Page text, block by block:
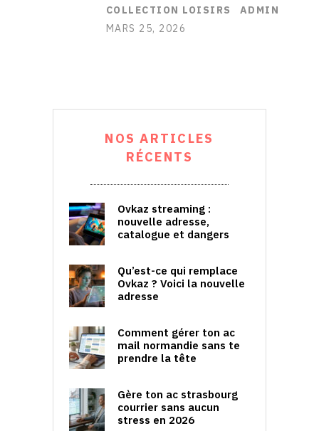
COLLECTION LOISIRS
ADMIN
MARS 25, 2026
NOS ARTICLES
RÉCENTS
Ovkaz streaming :
nouvelle adresse,
catalogue et dangers
Qu’est-ce qui remplace
Ovkaz ? Voici la nouvelle
adresse
Comment gérer ton ac
mail normandie sans te
prendre la tête
Gère ton ac strasbourg
courrier sans aucun
stress en 2026